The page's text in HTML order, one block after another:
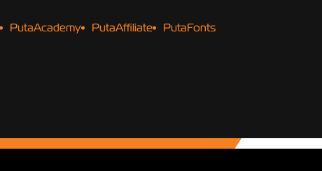
PutaAcademy PutaAffiliate PutaFonts